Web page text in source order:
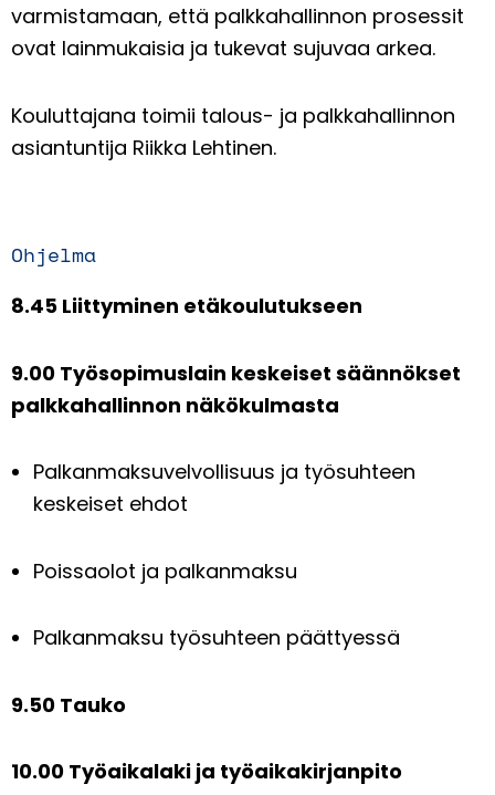
varmistamaan, että palkkahallinnon prosessit
ovat lainmukaisia ja tukevat sujuvaa arkea.
Kouluttajana toimii talous- ja palkkahallinnon
asiantuntija Riikka Lehtinen.
Ohjelma
8.45 Liittyminen etäkoulutukseen
9.00 Työsopimuslain keskeiset säännökset
palkkahallinnon näkökulmasta
Palkanmaksuvelvollisuus ja työsuhteen
keskeiset ehdot
Poissaolot ja palkanmaksu
Palkanmaksu työsuhteen päättyessä
9.50 Tauko
10.00 Työaikalaki ja työaikakirjanpito